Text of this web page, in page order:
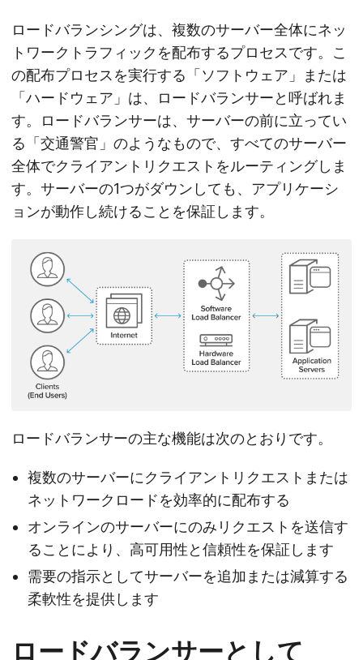
ロードバランシングは、複数のサーバー全体にネッ
トワークトラフィックを配布するプロセスです。こ
の配布プロセスを実行する「ソフトウェア」または
「ハードウェア」は、ロードバランサーと呼ばれま
す。ロードバランサーは、サーバーの前に立ってい
る「交通警官」のようなもので、すべてのサーバー
全体でクライアントリクエストをルーティングしま
す。サーバーの1つがダウンしても、アプリケーシ
ョンが動作し続けることを保証します。
ロードバランサーの主な機能は次のとおりです。
複数のサーバーにクライアントリクエストまたは
ネットワークロードを効率的に配布する
オンラインのサーバーにのみリクエストを送信す
ることにより、高可用性と信頼性を保証します
需要の指示としてサーバーを追加または減算する
柔軟性を提供します
ロードバランサーとして